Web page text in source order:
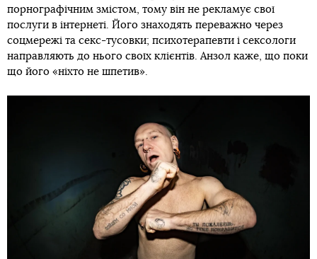
порнографічним змістом, тому він не рекламує свої
послуги в інтернеті. Його знаходять переважно через
соцмережі та секс-тусовки; психотерапевти і сексологи
направляють до нього своїх клієнтів. Анзол каже, що поки
що його «ніхто не шпетив».